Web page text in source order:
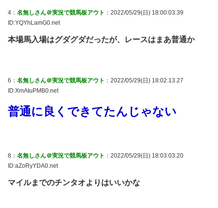
4： 名無しさん＠実況で競馬板アウト ：2022/05/29(日) 18:00:03.39
ID:YQYhLamG0.net
本場馬入場はグダグダだったが、レースはまあ普通か
6： 名無しさん＠実況で競馬板アウト ：2022/05/29(日) 18:02:13.27
ID:XmAtuPMB0.net
普通に良くできてたんじゃない
8： 名無しさん＠実況で競馬板アウト ：2022/05/29(日) 18:03:03.20
ID:aZoRyYDA0.net
マイルまでのチンタオよりはいいかな